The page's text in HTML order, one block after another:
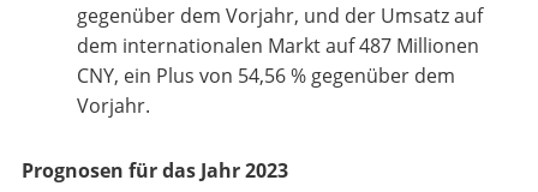
gegenüber dem Vorjahr, und der Umsatz auf
dem internationalen Markt auf 487 Millionen
CNY, ein Plus von 54,56 % gegenüber dem
Vorjahr.
Prognosen für das Jahr 2023